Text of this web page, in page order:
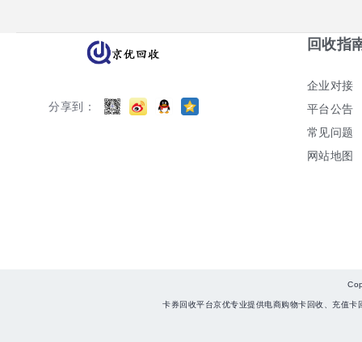
分享到：
回收指
企业对接
平台公告
常见问题
网站地图
卡券回收平台京优专业提供电商购物卡回收、充值